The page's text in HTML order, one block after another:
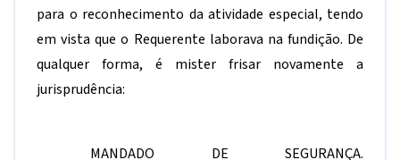
para o reconhecimento da atividade especial, tendo
em vista que o Requerente laborava na fundição. De
qualquer forma, é mister frisar novamente a
jurisprudência:
MANDADO DE SEGURANÇA.